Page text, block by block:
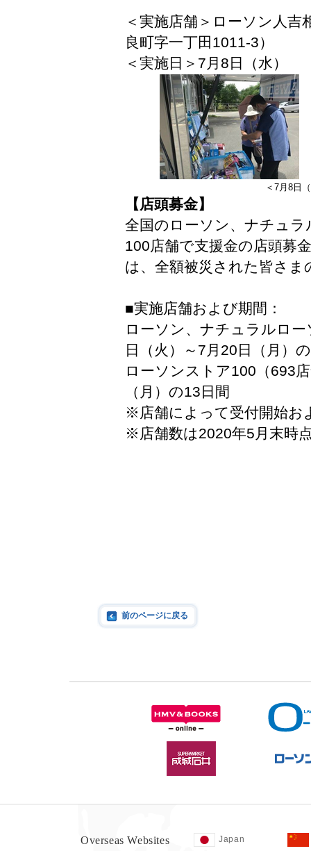
＜実施店舗＞ローソン人
良町字一丁田1011-3）
＜実施日＞7月8日（水）
＜7月8日
【店頭募金】
全国のローソン、ナチュ
100店舗で支援金の店頭募
は、全額被災された皆さ
■実施店舗および期間：
ローソン、ナチュラルロ
日（火）～7月20日（月）
ローソンストア100 （693
（月）の13日間
※店舗によって受付開始お
※店舗数は2020年5月末時
前のページに戻る
Overseas Websites Japan